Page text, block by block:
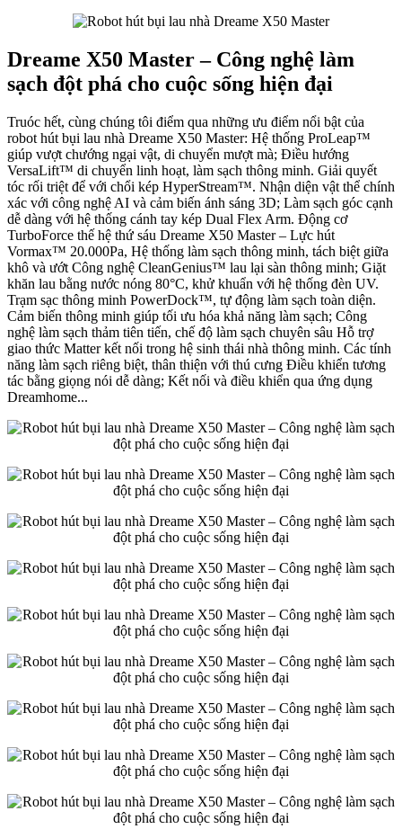
Dreame X50 Master – Công nghệ làm
sạch đột phá cho cuộc sống hiện đại
Truóc hết, cùng chúng tôi điểm qua những ưu điểm nổi bật của
robot hút bụi lau nhà Dreame X50 Master: Hệ thống ProLeap™
giúp vượt chướng ngại vật, di chuyển mượt mà; Điều hướng
VersaLift™ di chuyển linh hoạt, làm sạch thông minh. Giải quyết
tóc rối triệt để với chổi kép HyperStream™. Nhận diện vật thể chính
xác với công nghệ AI và cảm biến ánh sáng 3D; Làm sạch góc cạnh
dễ dàng với hệ thống cánh tay kép Dual Flex Arm. Động cơ
TurboForce thế hệ thứ sáu Dreame X50 Master – Lực hút
Vormax™ 20.000Pa, Hệ thống làm sạch thông minh, tách biệt giữa
khô và ướt Công nghệ CleanGenius™ lau lại sàn thông minh; Giặt
khăn lau bằng nước nóng 80°C, khử khuẩn với hệ thống đèn UV.
Trạm sạc thông minh PowerDock™, tự động làm sạch toàn diện.
Cảm biến thông minh giúp tối ưu hóa khả năng làm sạch; Công
nghệ làm sạch thảm tiên tiến, chế độ làm sạch chuyên sâu Hỗ trợ
giao thức Matter kết nối trong hệ sinh thái nhà thông minh. Các tính
năng làm sạch riêng biệt, thân thiện với thú cưng Điều khiển tương
tác bằng giọng nói dễ dàng; Kết nối và điều khiển qua ứng dụng
Dreamhome...